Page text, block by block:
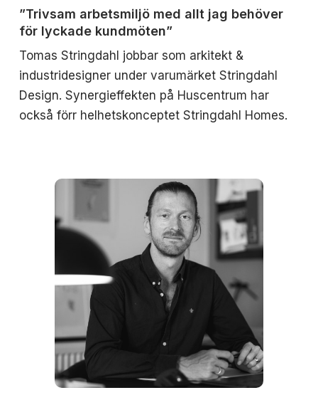
”Trivsam arbetsmiljö med allt jag behöver
för lyckade kundmöten”
Tomas Stringdahl jobbar som arkitekt &
industridesigner under varumärket Stringdahl
Design. Synergieffekten på Huscentrum har
också förr helhetskonceptet Stringdahl Homes.